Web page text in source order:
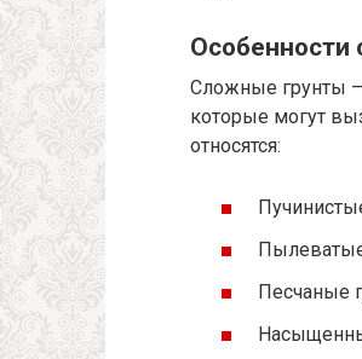
Особенности
Сложные грунты —
которые могут
относятся:
Песчаные